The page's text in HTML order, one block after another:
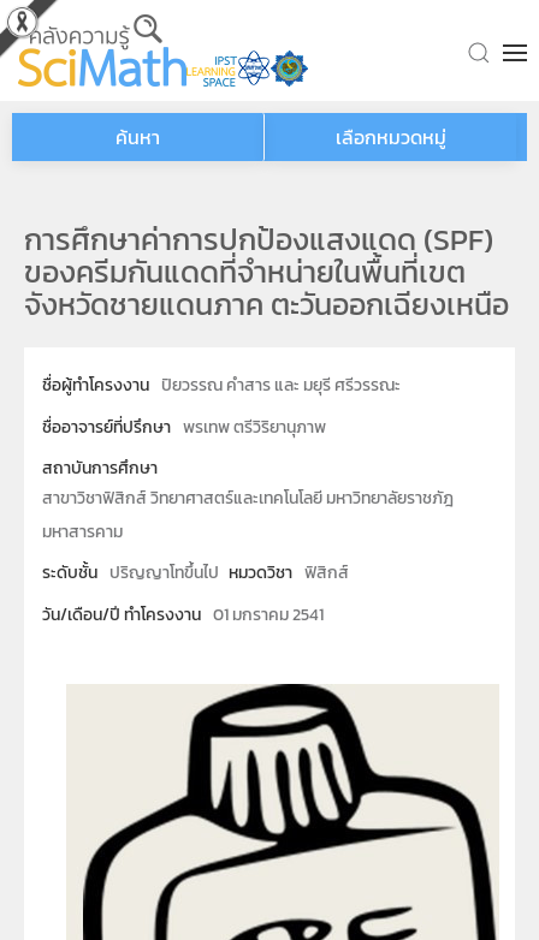
Skip to main content
ค้นหา เลือกหมวดหมู่
การศึกษาค่าการปกป้องแสงแดด (SPF)
ของครีมกันแดดที่จำหน่ายในพื้นที่เขต
จังหวัดชายแดนภาค ตะวันออกเฉียงเหนือ
ชื่อผู้ทำโครงงาน ปิยวรรณ คำสาร และ มยุรี ศรีวรรณะ
ชื่ออาจารย์ที่ปรึกษา พรเทพ ตรีวิริยานุภาพ
สถาบันการศึกษา
สาขาวิชาฟิสิกส์ วิทยาศาสตร์และเทคโนโลยี มหาวิทยาลัยราชภัฎ
มหาสารคาม
ระดับชั้น ปริญญาโทขึ้นไป หมวดวิชา ฟิสิกส์
วัน/เดือน/ปี ทำโครงงาน 01 มกราคม 2541